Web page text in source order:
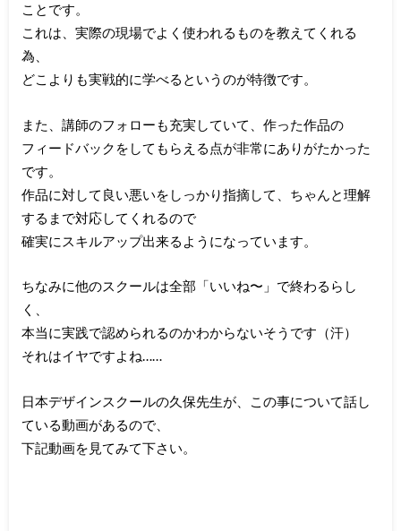
ことです。
これは、実際の現場でよく使われるものを教えてくれる
為、
どこよりも実戦的に学べるというのが特徴です。
また、講師のフォローも充実していて、作った作品の
フィードバックをしてもらえる点が非常にありがたかった
です。
作品に対して良い悪いをしっかり指摘して、ちゃんと理解
するまで対応してくれるので
確実にスキルアップ出来るようになっています。
ちなみに他のスクールは全部「いいね〜」で終わるらし
く、
本当に実践で認められるのかわからないそうです（汗）
それはイヤですよね……
日本デザインスクールの久保先生が、この事について話し
ている動画があるので、
下記動画を見てみて下さい。